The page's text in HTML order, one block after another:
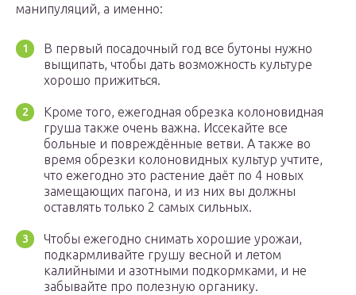
манипуляций, а именно:
В первый посадочный год все бутоны нужно
выщипать, чтобы дать возможность культуре
хорошо прижиться.
Кроме того, ежегодная обрезка колоновидная
груша также очень важна. Иссекайте все
больные и повреждённые ветви. А также во
время обрезки колоновидных культур учтите,
что ежегодно это растение даёт по 4 новых
замещающих пагона, и из них вы должны
оставлять только 2 самых сильных.
Чтобы ежегодно снимать хорошие урожаи,
подкармливайте грушу весной и летом
калийными и азотными подкормками, и не
забывайте про полезную органику.